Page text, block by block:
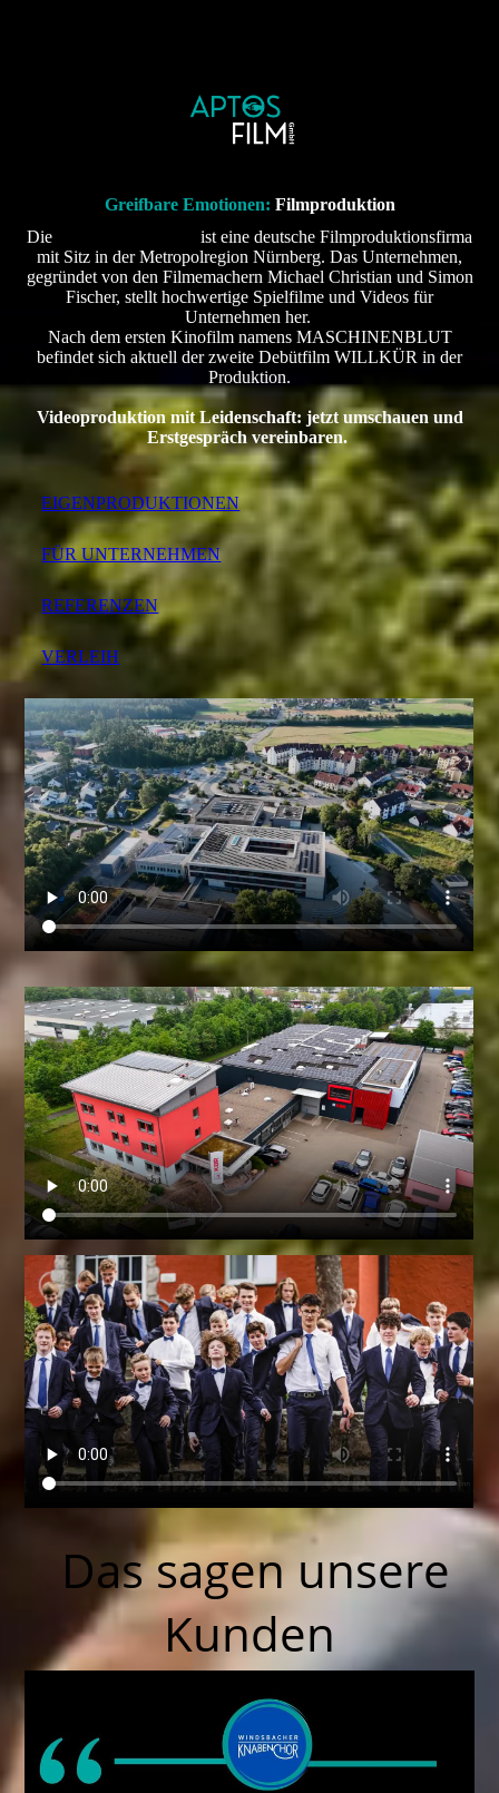
Greifbare Emotionen: Filmproduktion
Die
ist eine deutsche Filmproduktionsfirma
mit Sitz in der Metropolregion Nürnberg. Das Unternehmen,
gegründet von den Filmemachern Michael Christian und Simon
Fischer, stellt hochwertige Spielfilme und Videos für
Unternehmen her.
Nach dem ersten Kinofilm namens MASCHINENBLUT
befindet sich aktuell der zweite Debütfilm WILLKÜR in der
Produktion.
Videoproduktion mit Leidenschaft: jetzt umschauen und
Erstgespräch vereinbaren.
EIGENPRODUKTIONEN
FÜR UNTERNEHMEN
REFERENZEN
VERLEIH
Das sagen unsere
Kunden